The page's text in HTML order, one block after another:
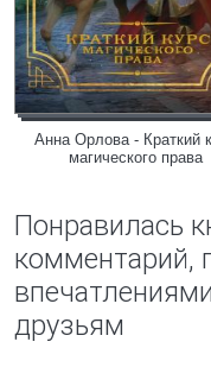
Анна Орлова - Краткий
магического права
Понравилась
комментарий,
друзьям